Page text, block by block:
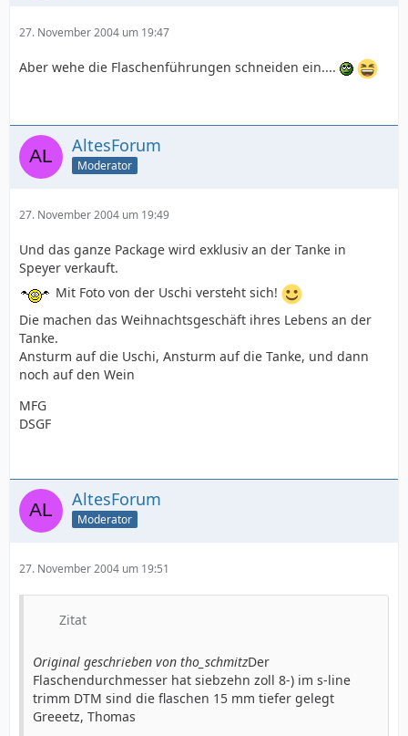
27. November 2004 um 19:47
Aber wehe die Flaschenführungen schneiden ein....
AltesForum
Moderator
27. November 2004 um 19:49
Und das ganze Package wird exklusiv an der Tanke in
Speyer verkauft.
Mit Foto von der Uschi versteht sich!
Die machen das Weihnachtsgeschäft ihres Lebens an der
Tanke.
Ansturm auf die Uschi, Ansturm auf die Tanke, und dann
noch auf den Wein
MFG
DSGF
AltesForum
Moderator
27. November 2004 um 19:51
Zitat
Original geschrieben von tho_schmitzDer
Flaschendurchmesser hat siebzehn zoll 8-) im s-line
trimm DTM sind die flaschen 15 mm tiefer gelegt
Greeetz, Thomas